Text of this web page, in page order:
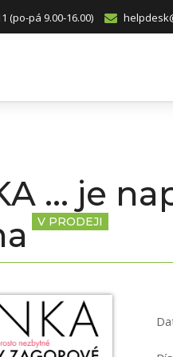
(po-pá 9.00-16.00)
... je
V PRODEJI